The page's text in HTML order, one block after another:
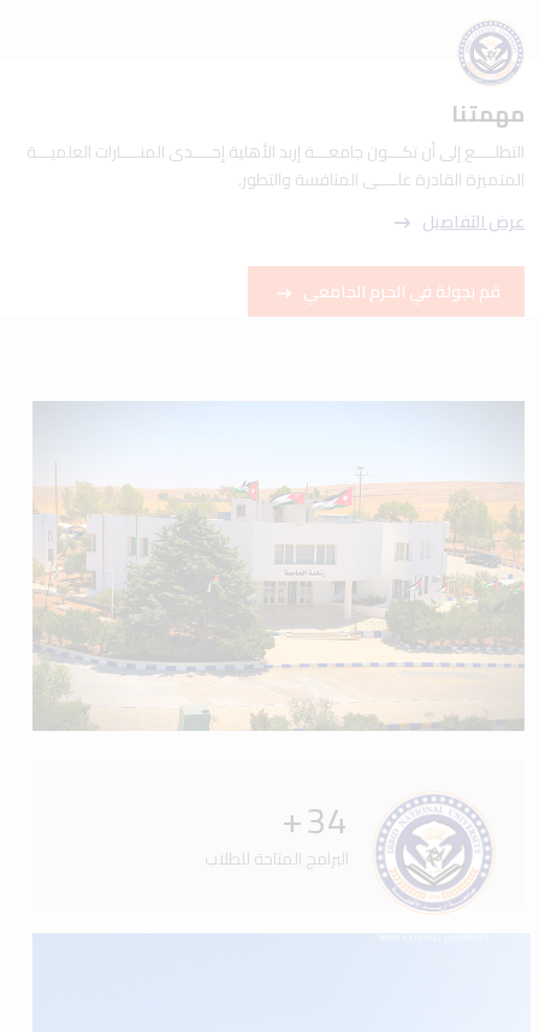
مهمتنا
التطلــــع إلى أن تكـــون جامعـــة إربد الأهلية إحــــدى المنــــارات العلميـــة
المتميزة القادرة علــــى المنافسة والتطور.
عرض التفاصيل
قم بجولة في الحرم الجامعي
34
+
البرامج المتاحة للطلاب